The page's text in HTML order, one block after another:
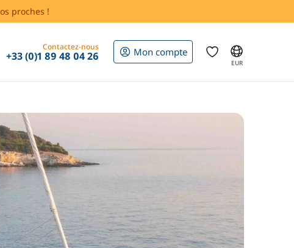
proches !
Contactez-nous
+33 (0)1 89 48 04 26 Mon compte
EUR